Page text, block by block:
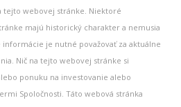
tejto webovej stránke. Niektoré
majú historický charakter a nemusia
je nutné považovať za aktuálne
Nič na tejto webovej stránke si
ponuku na investovanie alebo
Spoločnosti. Táto webová stránka